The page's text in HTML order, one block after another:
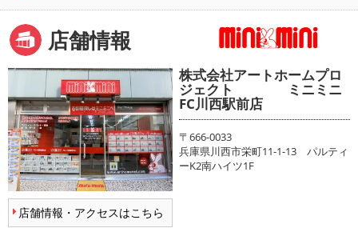
店舗情報
店舗情報・アクセスはこちら
株式会社アートホームプロ
ジェクト ミニミニ
FC川西駅前店
〒666-0033
兵庫県川西市栄町11-1-13 パルティ
ーK2南ハイツ1F